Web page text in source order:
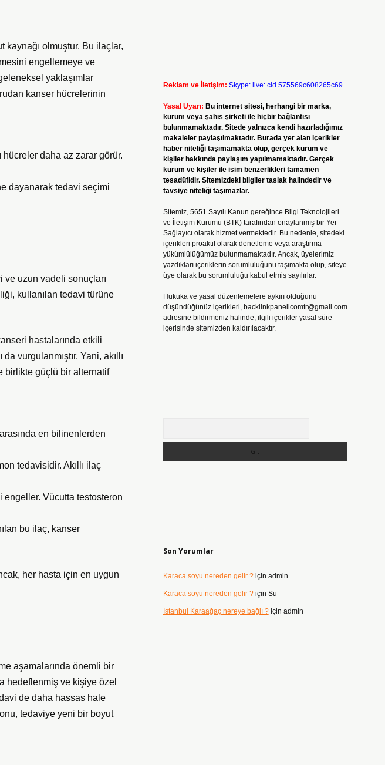
kaynağı olmuştur. Bu ilaçlar,
engellemeye ve
yaklaşımlar
kanser hücrelerinin
hücreler daha az zarar görür.
dayanarak tedavi seçimi
ve uzun vadeli sonuçları
kullanılan tedavi türüne
hastalarında etkili
vurgulanmıştır. Yani, akıllı
birlikte güçlü bir alternatif
en bilinenlerden
tedavisidir. Akıllı ilaç
Vücutta testosteron
bu ilaç, kanser
her hasta için en uygun
aşamalarında önemli bir
hedeflenmiş ve kişiye özel
de daha hassas hale
tedaviye yeni bir boyut
Reklam ve İletişim: Skype: live:.cid.575569c608265c69
Yasal Uyarı: Bu internet sitesi, herhangi bir marka,
kurum veya şahıs şirketi ile hiçbir bağlantısı
bulunmamaktadır. Sitede yalnızca kendi hazırladığımız
makaleler paylaşılmaktadır. Burada yer alan içerikler
haber niteliği taşımamakta olup, gerçek kurum ve
kişiler hakkında paylaşım yapılmamaktadır. Gerçek
kurum ve kişiler ile isim benzerlikleri tamamen
tesadüfidir. Sitemizdeki bilgiler taslak halindedir ve
tavsiye niteliği taşımazlar.
Sitemiz, 5651 Sayılı Kanun gereğince Bilgi Teknolojileri
ve İletişim Kurumu (BTK) tarafından onaylanmış bir Yer
Sağlayıcı olarak hizmet vermektedir. Bu nedenle, sitedeki
içerikleri proaktif olarak denetleme veya araştırma
yükümlülüğümüz bulunmamaktadır. Ancak, üyelerimiz
yazdıkları içeriklerin sorumluluğunu taşımakta olup, siteye
üye olarak bu sorumluluğu kabul etmiş sayılırlar.
Hukuka ve yasal düzenlemelere aykırı olduğunu
düşündüğünüz içerikleri, backlinkpanelicomtr@gmail.com
adresine bildirmeniz halinde, ilgili içerikler yasal süre
içerisinde sitemizden kaldırılacaktır.
Son Yorumlar
Karaca soyu nereden gelir ?için admin
Karaca soyu nereden gelir ?için Su
Istanbul Karaağaç nereye bağlı ?için admin